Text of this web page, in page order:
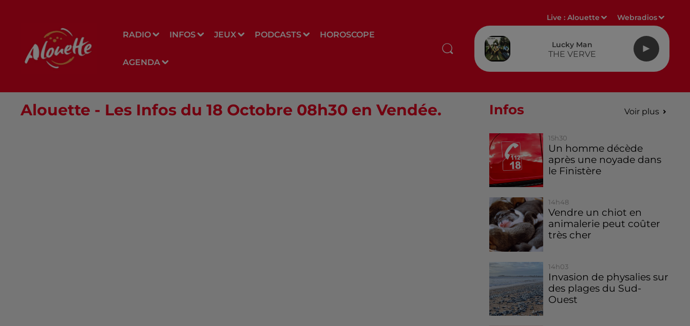
RADIO INFOS JEUX PODCASTS HOROSCOPE
AGENDA
Live :Alouette Webradios
Lucky Man
THE VERVE
Alouette - Les Infos du 18 Octobre 08h30 en Vendée. Infos Voir plus
15h30
Un homme décède
après une noyade dans
le Finistère
14h48
Vendre un chiot en
animalerie peut coûter
très cher
14h03
Invasion de physalies sur
des plages du Sud-
Ouest